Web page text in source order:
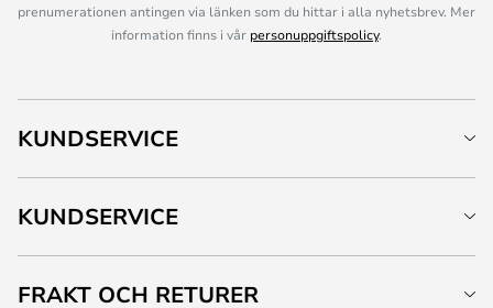
prenumerationen antingen via länken som du hittar i alla nyhetsbrev. Mer
information finns i vår personuppgiftspolicy.
KUNDSERVICE
KUNDSERVICE
FRAKT OCH RETURER